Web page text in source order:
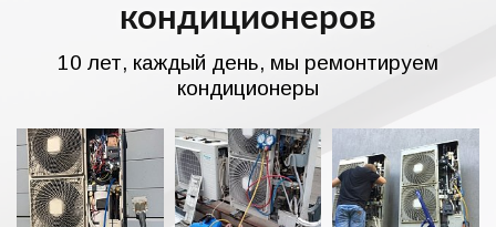
кондиционеров
10 лет, каждый день, мы ремонтируем
кондиционеры